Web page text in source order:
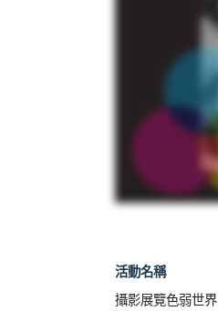
活動名稱
攝影展覽色弱世界